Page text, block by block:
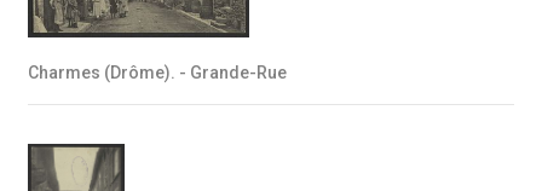
Charmes (Drôme). - Grande-Rue